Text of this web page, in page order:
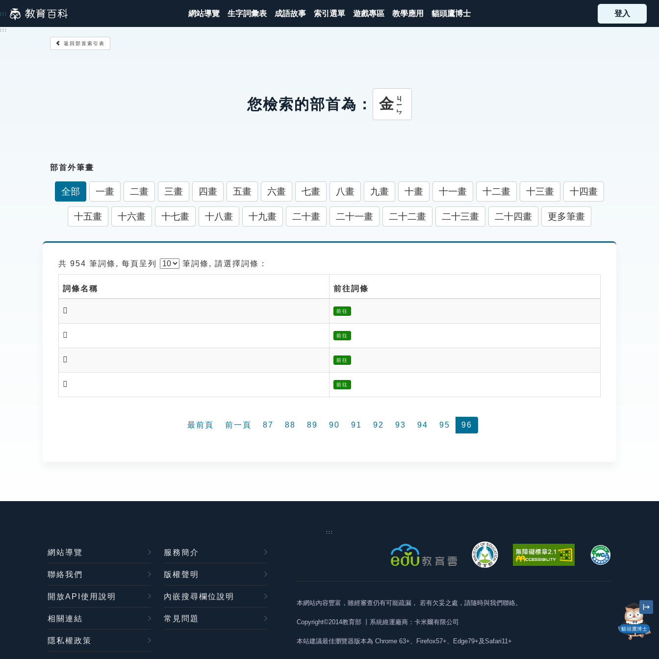
到
主
::: 網站導覽 生字詞彙表 成語故事 索引選單 遊戲專區 教學應用 貓頭鷹博士 登入
:::
返回部首索引表
您檢索的部首為： 金ㄐㄧㄣ
部首外筆畫
全部 一畫 二畫 三畫 四畫 五畫 六畫 七畫 八畫 九畫 十畫 十一畫 十二畫 十三畫 十四畫
十五畫 十六畫 十七畫 十八畫 十九畫 二十畫 二十一畫 二十二畫 二十三畫 二十四畫 更多筆畫
共 954 筆詞條, 每頁呈列 筆詞條, 請選擇詞條：
詞條名稱 前往詞條
𨰮 前往
𨰯 前往
𨰳 前往
𨰸 前往
最前頁 前一頁 87 88 89 90 91 92 93 94 95 96
貓頭鷹博士
:::
網站導覽 服務簡介
聯絡我們 版權聲明
開放API使用說明 內嵌搜尋欄位說明
相關連結 常見問題
隱私權政策
本網站內容豐富，雖經審查仍有可能疏漏， 若有欠妥之處，請隨時與我們聯絡。
Copyright©2014教育部 丨系統維運廠商：卡米爾有限公司
本站建議最佳瀏覽器版本為 Chrome 63+、Firefox57+、Edge79+及Safari11+